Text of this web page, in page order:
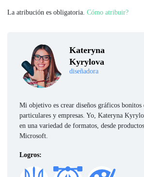
Kateryna
Kyrylova
diseñadora
Mi objetivo es crear diseños gráficos
particulares y empresas. Yo, Kateryna
en una variedad de formatos, desde
Microsoft.
Logros:
La atribución es obligatoria. Cómo atribuir?